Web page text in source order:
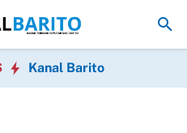
Kalteng, Bupati Shalahuddin
Kanal Barito